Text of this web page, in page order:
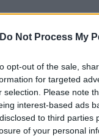
Do Not Process My
opt-out of the sale,
for targeted
selection. Please note
interest-based ads
to third parties
of your personal